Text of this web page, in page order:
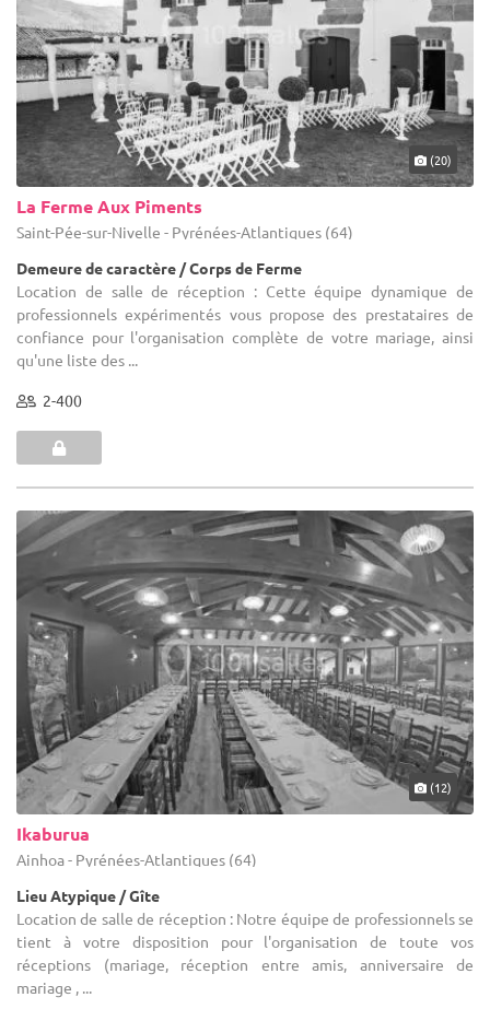
(20)
La Ferme Aux Piments
Saint-Pée-sur-Nivelle - Pyrénées-Atlantiques (64)
Demeure de caractère / Corps de Ferme
Location de salle de réception : Cette équipe dynamique de
professionnels expérimentés vous propose des prestataires de
confiance pour l'organisation complète de votre mariage, ainsi
qu'une liste des ...
2-400
(12)
Ikaburua
Ainhoa - Pyrénées-Atlantiques (64)
Lieu Atypique / Gîte
Location de salle de réception : Notre équipe de professionnels se
tient à votre disposition pour l'organisation de toute vos
réceptions (mariage, réception entre amis, anniversaire de
mariage , ...